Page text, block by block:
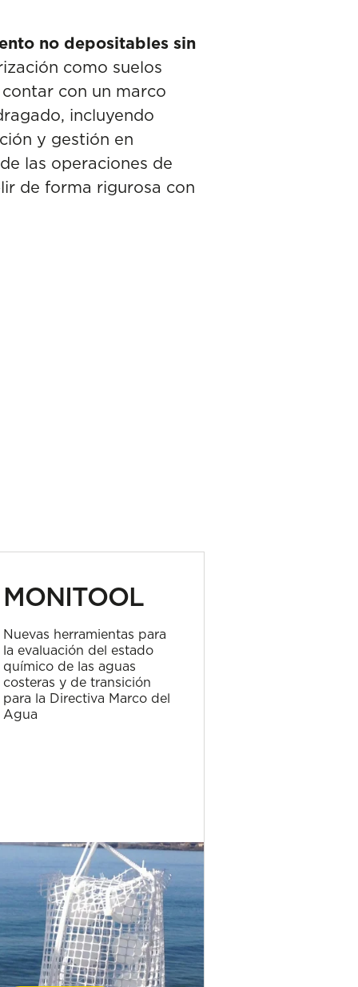
no depositables sin
como suelos
con un marco
incluyendo
y gestión en
las operaciones de
de forma rigurosa con
MONITOOL
Nuevas herramientas para
la evaluación del estado
químico de las aguas
costeras y de transición
para la Directiva Marco del
Agua